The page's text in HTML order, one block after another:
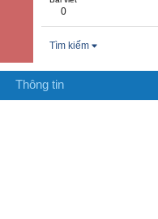
0
Tìm kiếm
Thông tin